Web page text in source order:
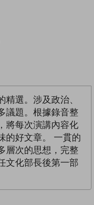
選。涉及政治、
議題。根據錄音整
將每次演講內容化
的好文章。 一貫的
層次的思想，完整
文化部長後第一部